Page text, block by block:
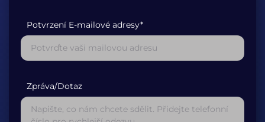
Potvrzení E-mailové adresy*
Zpráva/Dotaz